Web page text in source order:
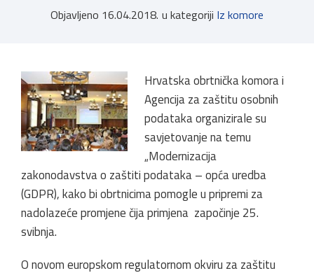
Objavljeno 16.04.2018. u kategoriji Iz komore
Hrvatska obrtnička komora i
Agencija za zaštitu osobnih
podataka organizirale su
savjetovanje na temu
„Modernizacija
zakonodavstva o zaštiti podataka – opća uredba
(GDPR), kako bi obrtnicima pomogle u pripremi za
nadolazeće promjene čija primjena započinje 25.
svibnja.
O novom europskom regulatornom okviru za zaštitu